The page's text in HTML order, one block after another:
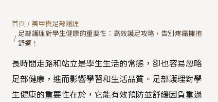
首頁 / 美甲與足部護理
/
足部護理對學生健康的重要性：高效護足攻略，告別疼痛擁抱
舒適！
長時間走路和站立是學生生活的常態，卻也容易忽略
足部健康，進而影響學習和生活品質。足部護理對學
生健康的重要性在於，它能有效預防並舒緩因負重過